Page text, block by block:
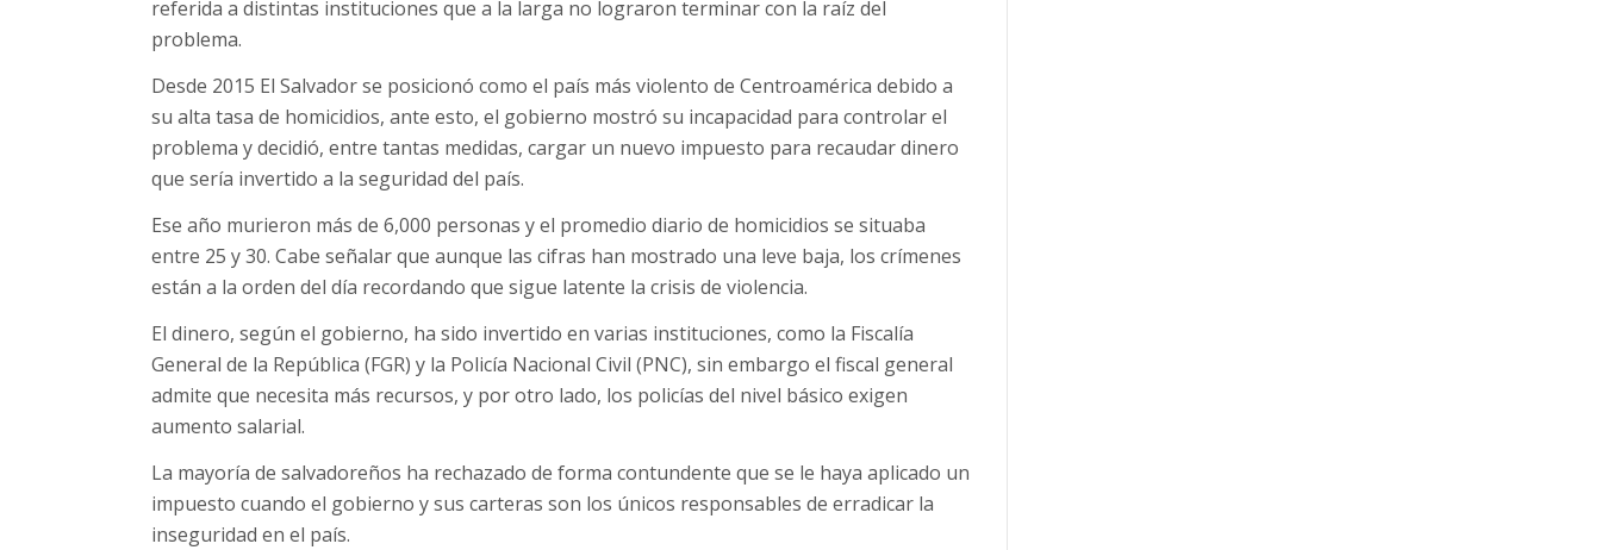
referida a distintas instituciones que a la larga no lograron terminar con la raíz del
problema.
Desde 2015 El Salvador se posicionó como el país más violento de Centroamérica debido a
su alta tasa de homicidios, ante esto, el gobierno mostró su incapacidad para controlar el
problema y decidió, entre tantas medidas, cargar un nuevo impuesto para recaudar dinero
que sería invertido a la seguridad del país.
Ese año murieron más de 6,000 personas y el promedio diario de homicidios se situaba
entre 25 y 30. Cabe señalar que aunque las cifras han mostrado una leve baja, los crímenes
están a la orden del día recordando que sigue latente la crisis de violencia.
El dinero, según el gobierno, ha sido invertido en varias instituciones, como la Fiscalía
General de la República (FGR) y la Policía Nacional Civil (PNC), sin embargo el fiscal general
admite que necesita más recursos, y por otro lado, los policías del nivel básico exigen
aumento salarial.
La mayoría de salvadoreños ha rechazado de forma contundente que se le haya aplicado un
impuesto cuando el gobierno y sus carteras son los únicos responsables de erradicar la
inseguridad en el país.